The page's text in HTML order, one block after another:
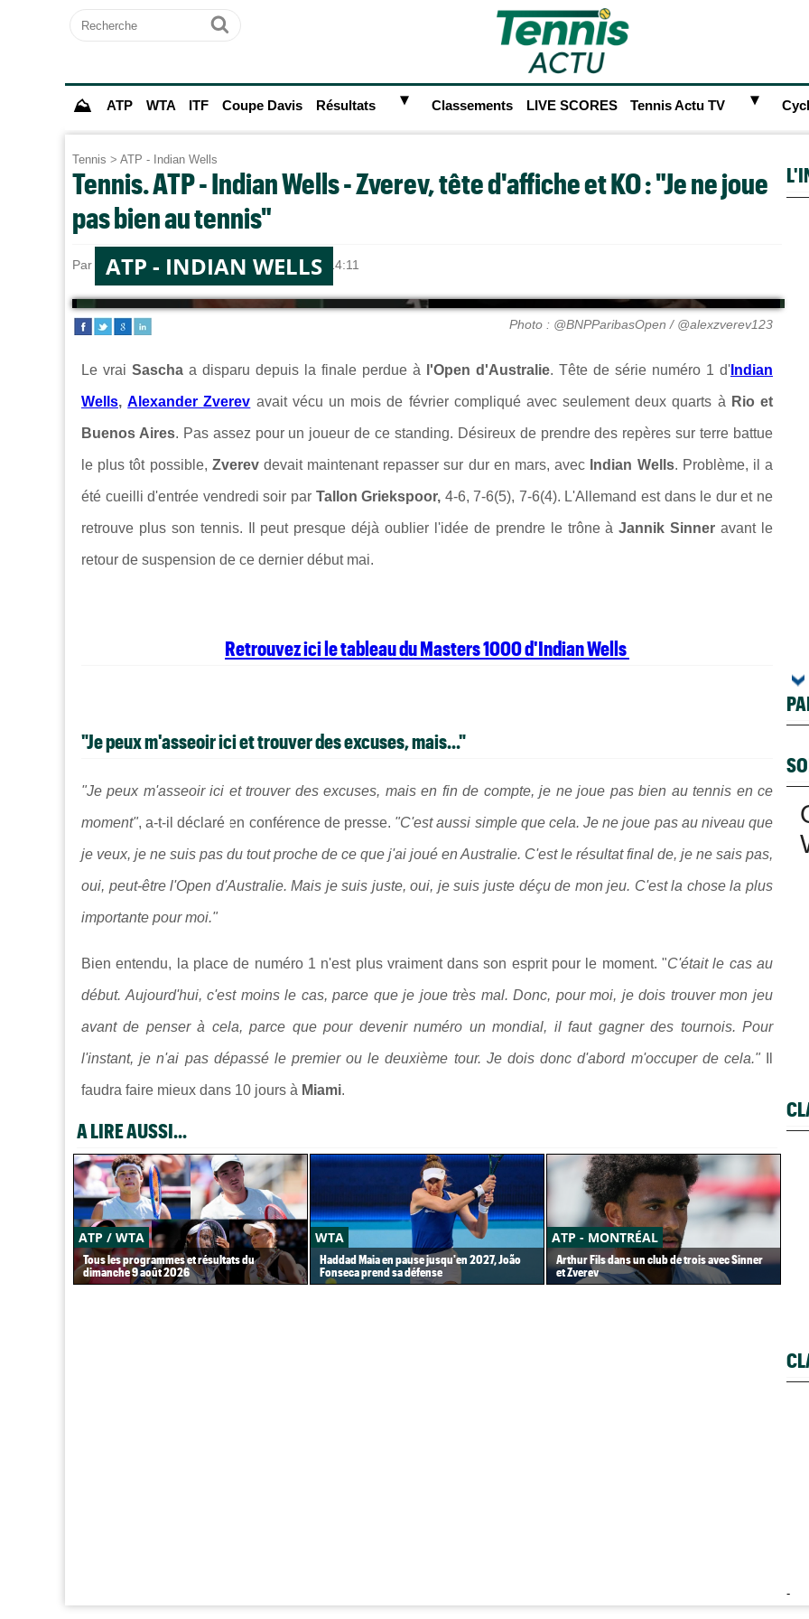
Recherche
Ok
⛰ ATP WTA ITF Coupe Davis Résultats ► Classements LIVE SCORES Tennis Actu TV ►
Tennis > ATP - Indian Wells
Tennis. ATP - Indian Wells - Zverev, tête d'affiche et KO : "Je ne joue
pas bien au tennis"
Par Alexandre HERCHEUXle 09/03/2025 à 14:11
ATP - INDIAN WELLS
Photo : @BNPParibasOpen / @alexzverev123
Le vrai Sascha a disparu depuis la finale perdue à l'Open d'Australie. Tête de série numéro 1 d' Indian
Wells, Alexander Zverev avait vécu un mois de février compliqué avec seulement deux quarts à Rio et
Buenos Aires. Pas assez pour un joueur de ce standing. Désireux de prendre des repères sur terre battue
le plus tôt possible, Zverev devait maintenant repasser sur dur en mars, avec Indian Wells. Problème, il a
été cueilli d'entrée vendredi soir par Tallon Griekspoor, 4-6, 7-6(5), 7-6(4). L'Allemand est dans le dur et ne
retrouve plus son tennis. Il peut presque déjà oublier l'idée de prendre le trône àJannik Sinner avant le
retour de suspension de ce dernier début mai.
Retrouvez ici le tableau du Masters 1000 d'Indian Wells
"Je peux m'asseoir ici et trouver des excuses, mais..."
"Je peux m'asseoir ici et trouver des excuses, mais en fin de compte, je ne joue pas bien au tennis en ce
moment", a-t-il déclaré en conférence de presse. "C'est aussi simple que cela. Je ne joue pas au niveau que
je veux, je ne suis pas du tout proche de ce que j'ai joué en Australie. C'est le résultat final de, je ne sais pas,
oui, peut-être l'Open d'Australie. Mais je suis juste, oui, je suis juste déçu de mon jeu. C'est la chose la plus
importante pour moi."
Bien entendu, la place de numéro 1 n'est plus vraiment dans son esprit pour le moment. "C'était le cas au
début. Aujourd'hui, c'est moins le cas, parce que je joue très mal. Donc, pour moi, je dois trouver mon jeu
avant de penser à cela, parce que pour devenir numéro un mondial, il faut gagner des tournois. Pour
l'instant, je n'ai pas dépassé le premier ou le deuxième tour. Je dois donc d'abord m'occuper de cela."
faudra faire mieux dans 10 jours à Miami.
A LIRE AUSSI...
ATP / WTA
Tous les programmes et résultats du
dimanche 9 août 2026
WTA
Haddad Maia en pause jusqu'en 2027, João
Fonseca prend sa défense
ATP - MONTRÉAL
Arthur Fils dans un club de trois avec Sinner
et Zverev
-